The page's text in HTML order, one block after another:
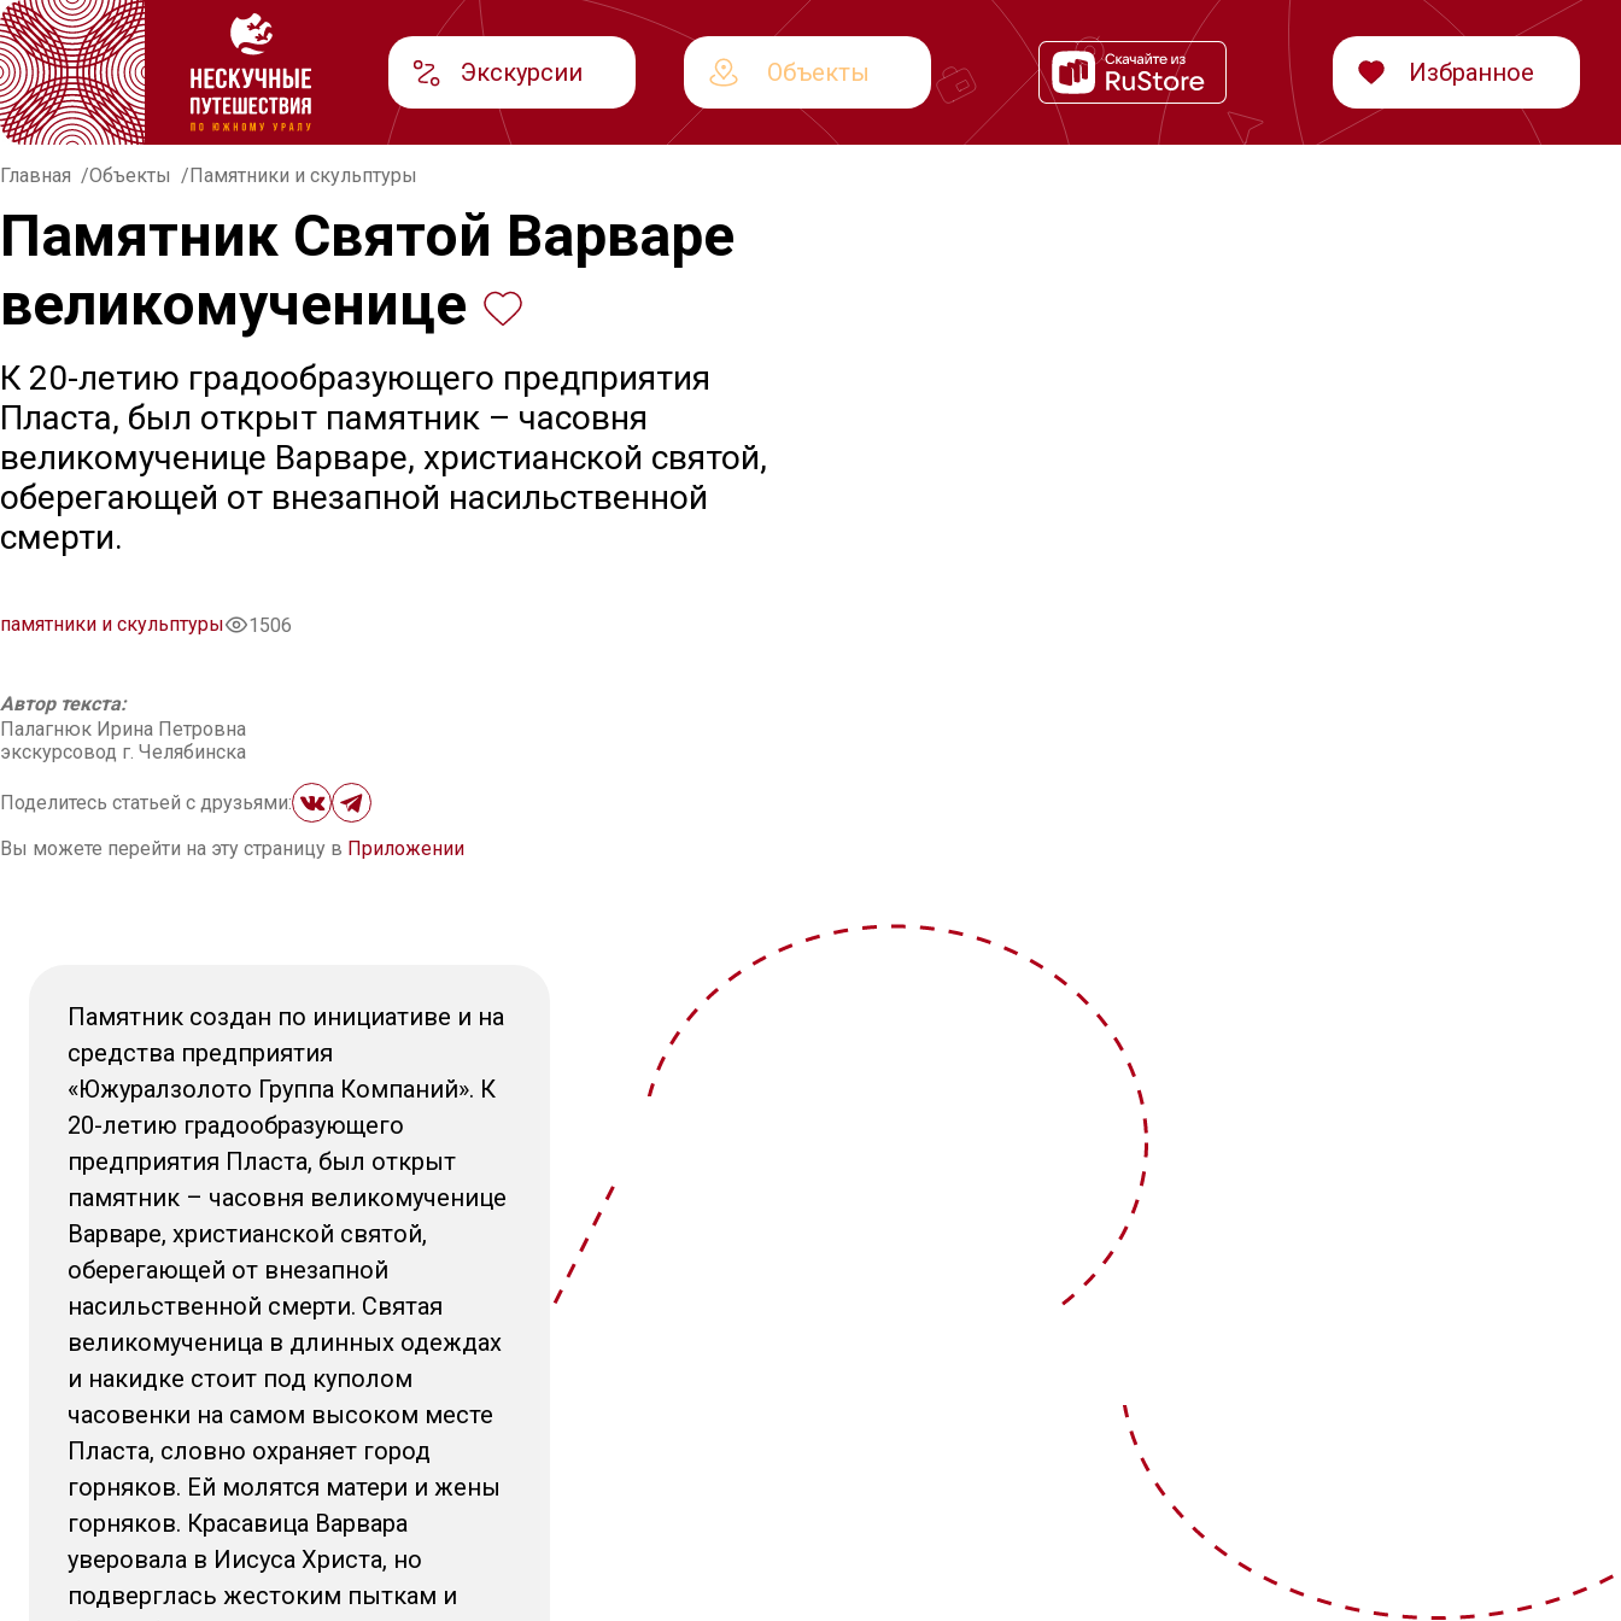
Экскурсии Объекты Избранное
Главная Объекты Памятники и скульптуры
Памятник Святой Варваре
великомученице
К 20-летию градообразующего предприятия
Пласта, был открыт памятник – часовня
великомученице Варваре, христианской святой,
оберегающей от внезапной насильственной
смерти.
памятники и скульптуры 1506
Автор текста:
Палагнюк Ирина Петровна
экскурсовод г. Челябинска
Поделитесь статьей с друзьями:
Вы можете перейти на эту страницу в Приложении
Памятник создан по инициативе и на
средства предприятия
«Южуралзолото Группа Компаний». К
20-летию градообразующего
предприятия Пласта, был открыт
памятник – часовня великомученице
Варваре, христианской святой,
оберегающей от внезапной
насильственной смерти. Святая
великомученица в длинных одеждах
и накидке стоит под куполом
часовенки на самом высоком месте
Пласта, словно охраняет город
горняков. Ей молятся матери и жены
горняков. Красавица Варвара
уверовала в Иисуса Христа, но
подверглась жестоким пыткам и